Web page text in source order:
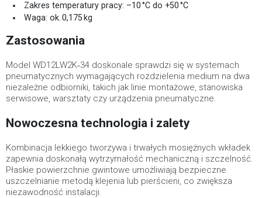
Zakres temperatury pracy: –10 °C do +50 °C
Waga: ok. 0,175 kg
Zastosowania
Model WD12LW2K‑34 doskonale sprawdzi się w systemach
pneumatycznych wymagających rozdzielenia medium na dwa
niezależne odbiorniki, takich jak linie montażowe, stanowiska
serwisowe, warsztaty czy urządzenia pneumatyczne.
Nowoczesna technologia i zalety
Kombinacja lekkiego tworzywa i trwałych mosiężnych wkładek
zapewnia doskonałą wytrzymałość mechaniczną i szczelność.
Płaskie powierzchnie gwintowe umożliwiają bezpieczne
uszczelnianie metodą klejenia lub pierścieni, co zwiększa
niezawodność instalacji.